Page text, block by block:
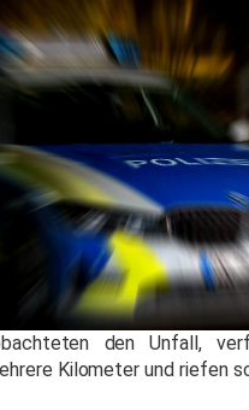
den Unfall,
Kilometer und riefen